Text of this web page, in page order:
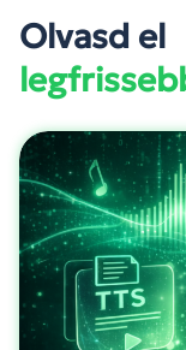
Olvasd el